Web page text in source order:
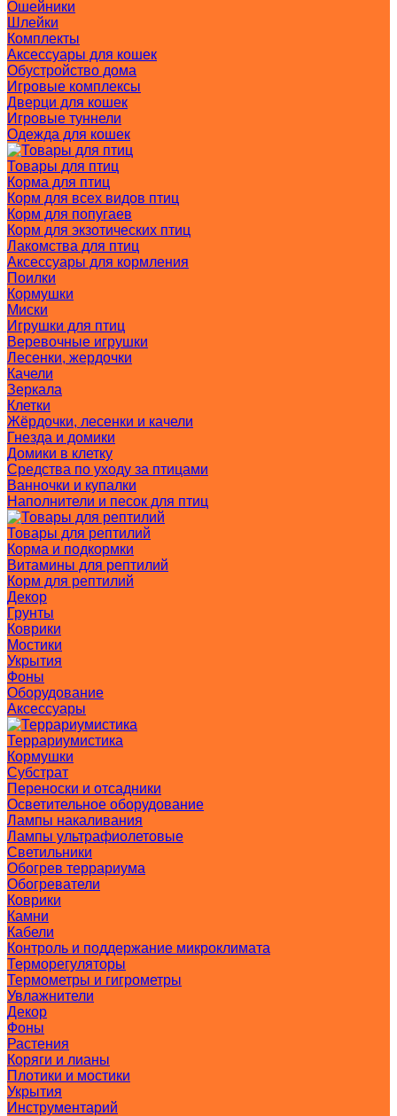
Ошейники
Шлейки
Комплекты
Аксессуары для кошек
Обустройство дома
Игровые комплексы
Дверци для кошек
Игровые туннели
Одежда для кошек
Товары для птиц
Корма для птиц
Корм для всех видов птиц
Корм для попугаев
Корм для экзотических птиц
Лакомства для птиц
Аксессуары для кормления
Поилки
Кормушки
Миски
Игрушки для птиц
Веревочные игрушки
Лесенки, жердочки
Качели
Зеркала
Клетки
Жёрдочки, лесенки и качели
Гнезда и домики
Домики в клетку
Средства по уходу за птицами
Ванночки и купалки
Наполнители и песок для птиц
Товары для рептилий
Корма и подкормки
Витамины для рептилий
Корм для рептилий
Декор
Грунты
Коврики
Мостики
Укрытия
Фоны
Оборудование
Аксессуары
Террариумистика
Кормушки
Субстрат
Переноски и отсадники
Осветительное оборудование
Лампы накаливания
Лампы ультрафиолетовые
Светильники
Обогрев террариума
Обогреватели
Коврики
Камни
Кабели
Контроль и поддержание микроклимата
Терморегуляторы
Термометры и гигрометры
Увлажнители
Декор
Фоны
Растения
Коряги и лианы
Плотики и мостики
Укрытия
Инструментарий